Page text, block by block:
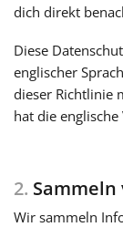
简体中文
dich direkt
Diese
englischer
dieser Richtlinie
hat die
2.
Wir sammeln